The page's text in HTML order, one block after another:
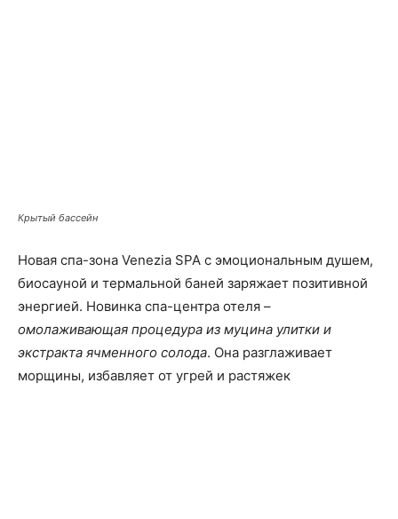
Крытый бассейн
Новая спа-зона Venezia SPA с эмоциональным душем,
биосауной и термальной баней заряжает позитивной
энергией. Новинка спа-центра отеля –
омолаживающая процедура из муцина улитки и
экстракта ячменного солода. Она разглаживает
морщины, избавляет от угрей и растяжек